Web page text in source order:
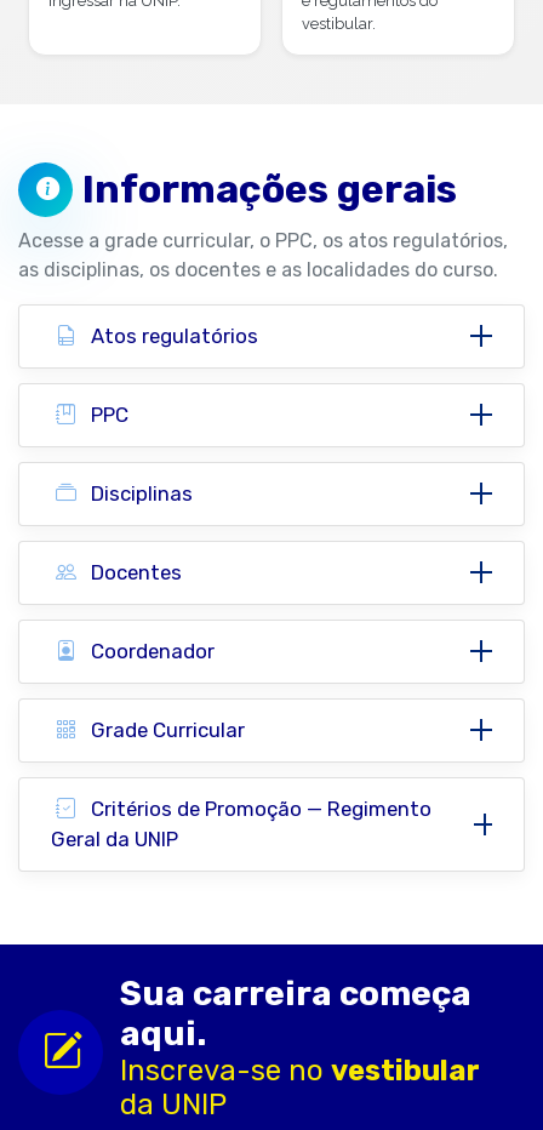
vestibular.
Informações gerais
Acesse a grade curricular, o PPC, os atos regulatórios,
as disciplinas, os docentes e as localidades do curso.
Atos regulatórios
PPC
Disciplinas
Docentes
Coordenador
Grade Curricular
Critérios de Promoção — Regimento
Geral da UNIP
Sua carreira começa
aqui.
Inscreva-se no vestibular
da UNIP